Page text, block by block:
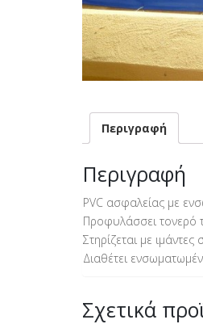
Περιγραφή
Περιγραφή
PVC ασφαλείας με
Προφυλάσσει τονερό
Στηρίζεται με
Διαθέτει
Σχετικά